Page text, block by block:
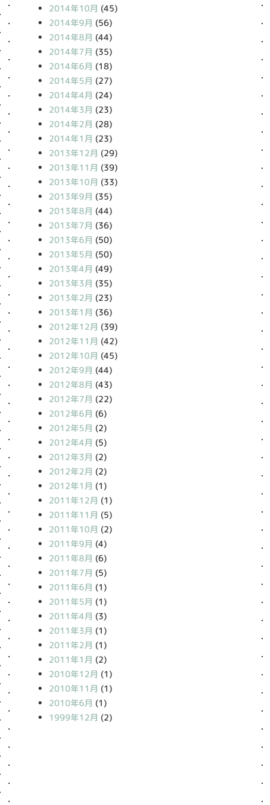
2014年10月 (45)
2014年9月 (56)
2014年8月 (44)
2014年7月 (35)
2014年6月 (18)
2014年5月 (27)
2014年4月 (24)
2014年3月 (23)
2014年2月 (28)
2014年1月 (23)
2013年12月 (29)
2013年11月 (39)
2013年10月 (33)
2013年9月 (35)
2013年8月 (44)
2013年7月 (36)
2013年6月 (50)
2013年5月 (50)
2013年4月 (49)
2013年3月 (35)
2013年2月 (23)
2013年1月 (36)
2012年12月 (39)
2012年11月 (42)
2012年10月 (45)
2012年9月 (44)
2012年8月 (43)
2012年7月 (22)
2012年6月 (6)
2012年5月 (2)
2012年4月 (5)
2012年3月 (2)
2012年2月 (2)
2012年1月 (1)
2011年12月 (1)
2011年11月 (5)
2011年10月 (2)
2011年9月 (4)
2011年8月 (6)
2011年7月 (5)
2011年6月 (1)
2011年5月 (1)
2011年4月 (3)
2011年3月 (1)
2011年2月 (1)
2011年1月 (2)
2010年12月 (1)
2010年11月 (1)
2010年6月 (1)
1999年12月 (2)